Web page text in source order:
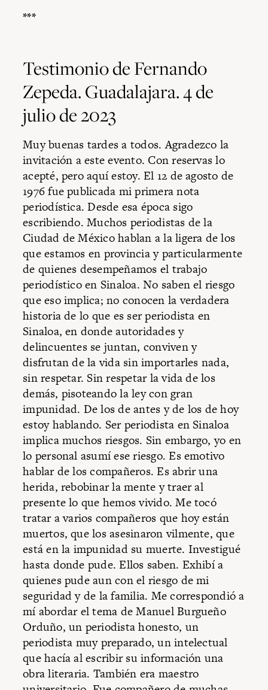
***
Testimonio de Fernando
Zepeda. Guadalajara. 4 de
julio de 2023
Muy buenas tardes a todos. Agradezco la
invitación a este evento. Con reservas lo
acepté, pero aquí estoy. El 12 de agosto de
1976 fue publicada mi primera nota
periodística. Desde esa época sigo
escribiendo. Muchos periodistas de la
Ciudad de México hablan a la ligera de los
que estamos en provincia y particularmente
de quienes desempeñamos el trabajo
periodístico en Sinaloa. No saben el riesgo
que eso implica; no conocen la verdadera
historia de lo que es ser periodista en
Sinaloa, en donde autoridades y
delincuentes se juntan, conviven y
disfrutan de la vida sin importarles nada,
sin respetar. Sin respetar la vida de los
demás, pisoteando la ley con gran
impunidad. De los de antes y de los de hoy
estoy hablando. Ser periodista en Sinaloa
implica muchos riesgos. Sin embargo, yo en
lo personal asumí ese riesgo. Es emotivo
hablar de los compañeros. Es abrir una
herida, rebobinar la mente y traer al
presente lo que hemos vivido. Me tocó
tratar a varios compañeros que hoy están
muertos, que los asesinaron vilmente, que
está en la impunidad su muerte. Investigué
hasta donde pude. Ellos saben. Exhibí a
quienes pude aun con el riesgo de mi
seguridad y de la familia. Me correspondió a
mí abordar el tema de Manuel Burgueño
Orduño, un periodista honesto, un
periodista muy preparado, un intelectual
que hacía al escribir su información una
obra literaria. También era maestro